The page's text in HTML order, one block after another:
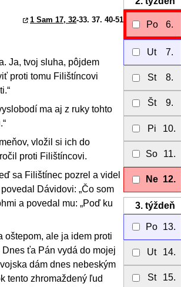
1 Sam 17, 32-33. 37. 40-51
Ja, tvoj sluha, pôjdem
proti tomu Filištíncovi
ma aj z ruky tohto
vložil si ich do
proti Filištíncovi.
sa Filištínec pozrel a videl
Dávidovi: „Čo som
a povedal mu: „Poď ku
oštepom, ale ja idem proti
ťa Pán vydá do mojej
dám dnes nebeským
tento zhromaždený ľud
Po 6.
Ut 7.
St 8.
Št 9.
Pi 10.
So 11.
Ne 12.
3.týždeň
Po 13.
Ut 14.
St 15.